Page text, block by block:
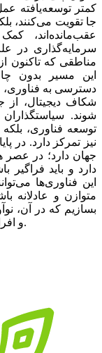
کمتر توسعه‌‌‌یافته
جا تقویت می‌کنند،
عقب‌‌‌مانده‌‌‌اند،
سرمایه‌گذاری در
مناطقی که تاکنون
این مسیر بدون
دسترسی به
شکاف دیجیتال، از
شوند. سیاستگذاران
توسعه فناوری،
نیز تمرکز دارد. در
جهان دارد؛ در عصر
دارد و باید فراگیر
این فناوری‌‌‌ها
متوازن و عادلانه
بسازیم که در آن،
و افراد، بلکه موتور محرکه پیشرفت برای همه باشد.